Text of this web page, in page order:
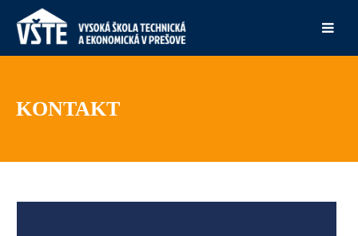
KONTAKT